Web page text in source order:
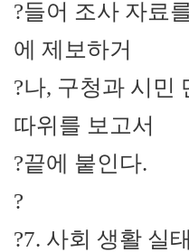
?들어 조사 자료
에 제보하거
?나, 구청과 시민
따위를 보고서
?끝에 붙인다.
?
?7. 사회 생활 실